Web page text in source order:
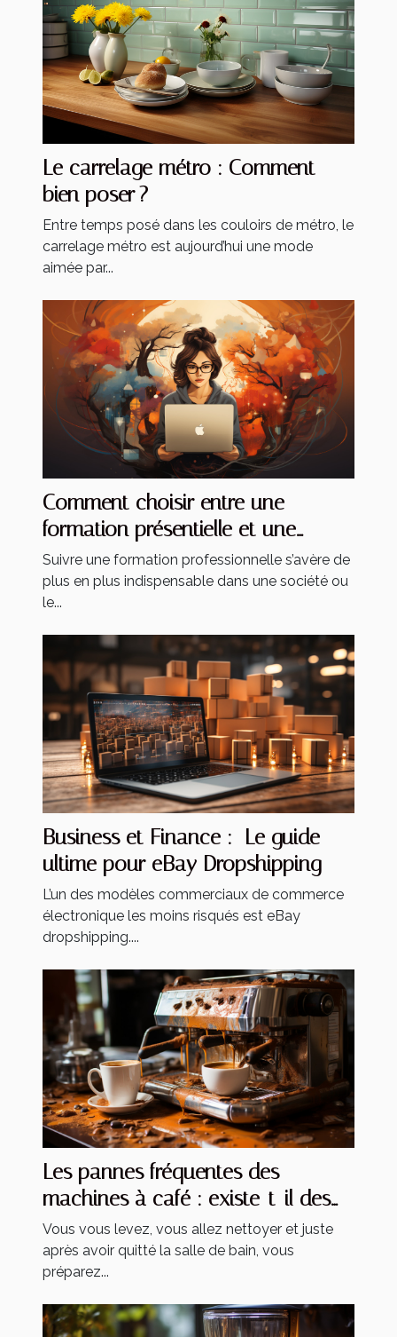
Le carrelage métro : Comment
bien poser ?
Entre temps posé dans les couloirs de métro, le
carrelage métro est aujourd’hui une mode
aimée par...
Comment choisir entre une
formation présentielle et une
formation à distance ?
Suivre une formation professionnelle s’avère de
plus en plus indispensable dans une société ou
le...
Business et Finance : Le guide
ultime pour eBay Dropshipping
L’un des modèles commerciaux de commerce
électronique les moins risqués est eBay
dropshipping....
Les pannes fréquentes des
machines à café : existe-t-il des
solutions ?
Vous vous levez, vous allez nettoyer et juste
après avoir quitté la salle de bain, vous
préparez...